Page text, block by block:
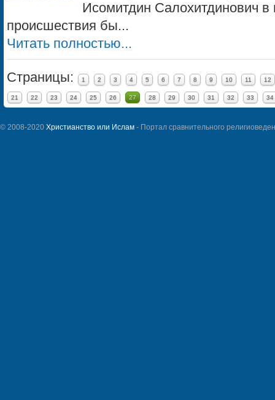
Исомитдин Салохитдинович
происшествия бы...
Читать полностью...
Страницы: 1 2 3 4 5 6 7 8 9 10 11 12
21 22 23 24 25 26 27 28 29 30 31 32 33 34
© 2008-2020 Христианство или Ислам - Портал сравнительного